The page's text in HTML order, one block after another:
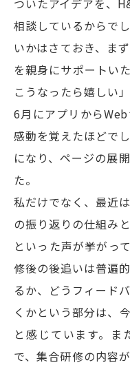
相談しているからで
いかはさておき、ま
を親身にサポートい
こうなったら嬉しい
6月にアプリから
感動を覚えたほどで
になり、ページの展
た。
私だけでなく、最近
の振り返りの仕組み
といった声が挙がっ
修後の後追いは普遍
るか、どうフィード
くかという部分は、
と感じています。ま
で、集合研修の内容